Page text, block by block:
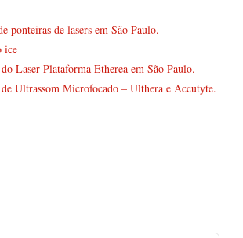
ponteiras de lasers em São Paulo.
ice
Laser Plataforma Etherea em São Paulo.
Ultrassom Microfocado – Ulthera e Accutyte.